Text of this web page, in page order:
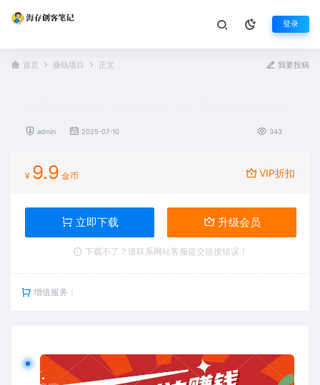
登录
首页 赚钱项目 正文 我要投稿
admin 2025-07-10 343
¥ 9.9 金币 VIP折扣
立即下载 升级会员
下载不了？请联系网站客服提交链接错误！
增值服务：